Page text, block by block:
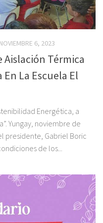
NOVIEMBRE 6, 2023
Aislación Térmica
La Escuela El
Energética, a
Yungay, noviembre de
presidente, Gabriel Boric
de los...